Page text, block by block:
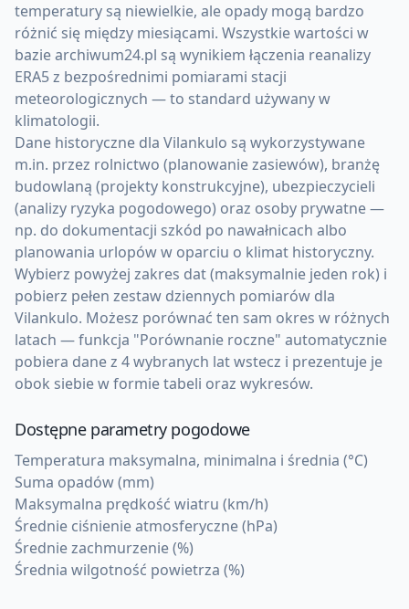
temperatury są niewielkie, ale opady mogą bardzo
różnić się między miesiącami. Wszystkie wartości w
bazie archiwum24.pl są wynikiem łączenia reanalizy
ERA5 z bezpośrednimi pomiarami stacji
meteorologicznych — to standard używany w
klimatologii.
Dane historyczne dla Vilankulo są wykorzystywane
m.in. przez rolnictwo (planowanie zasiewów), branżę
budowlaną (projekty konstrukcyjne), ubezpieczycieli
(analizy ryzyka pogodowego) oraz osoby prywatne —
np. do dokumentacji szkód po nawałnicach albo
planowania urlopów w oparciu o klimat historyczny.
Wybierz powyżej zakres dat (maksymalnie jeden rok) i
pobierz pełen zestaw dziennych pomiarów dla
Vilankulo. Możesz porównać ten sam okres w różnych
latach — funkcja "Porównanie roczne" automatycznie
pobiera dane z 4 wybranych lat wstecz i prezentuje je
obok siebie w formie tabeli oraz wykresów.
Dostępne parametry pogodowe
Temperatura maksymalna, minimalna i średnia (°C)
Suma opadów (mm)
Maksymalna prędkość wiatru (km/h)
Średnie ciśnienie atmosferyczne (hPa)
Średnie zachmurzenie (%)
Średnia wilgotność powietrza (%)